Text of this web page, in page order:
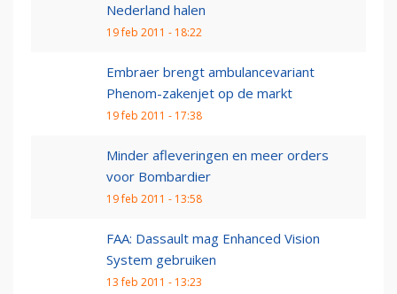
Nederland halen
19 feb 2011 - 18:22
Embraer brengt ambulancevariant
Phenom-zakenjet op de markt
19 feb 2011 - 17:38
Minder afleveringen en meer orders
voor Bombardier
19 feb 2011 - 13:58
FAA: Dassault mag Enhanced Vision
System gebruiken
13 feb 2011 - 13:23